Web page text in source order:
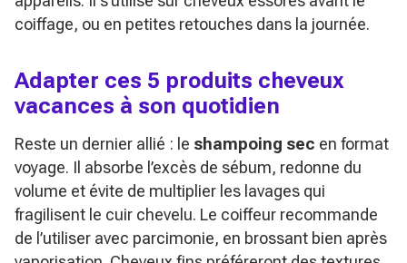
coiffage, ou en petites retouches dans la journée.
Adapter ces 5 produits cheveux
vacances à son quotidien
Reste un dernier allié : le shampoing sec en format
voyage. Il absorbe l’excès de sébum, redonne du
volume et évite de multiplier les lavages qui
fragilisent le cuir chevelu. Le coiffeur recommande
de l’utiliser avec parcimonie, en brossant bien après